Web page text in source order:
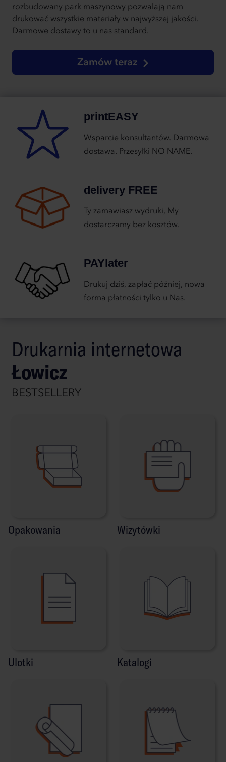
rozbudowany park maszynowy pozwalają nam
drukować wszystkie materiały w najwyższej jakości.
Darmowe dostawy to u nas standard.
Zamów teraz
printEASY
Wsparcie konsultantów. Darmowa
dostawa. Przesyłki NO NAME.
delivery FREE
Ty zamawiasz wydruki, My
dostarczamy bez kosztów.
PAYlater
Drukuj dziś, zapłać później, nowa
forma płatności tylko u Nas.
Drukarnia internetowa
Łowicz
BESTSELLERY
Opakowania Wizytówki
Ulotki Katalogi